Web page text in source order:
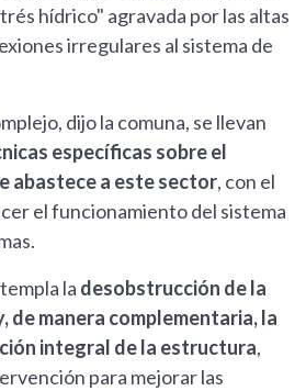
hídrico" agravada por las altas
irregulares al sistema de
dijo la comuna, se llevan
específicas sobre el
abastece a este sector, con el
el funcionamiento del sistema
la desobstrucción de la
de manera complementaria, la
integral de la estructura,
para mejorar las